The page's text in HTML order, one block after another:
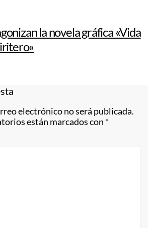
la novela gráfica «Vida
electrónico no será publicada.
están marcados con *